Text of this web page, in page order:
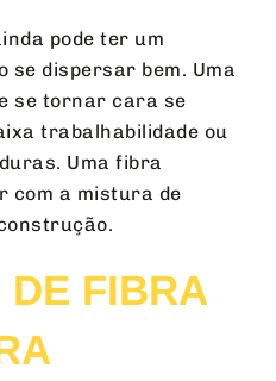
pode ter um
se dispersar bem. Uma
se tornar cara se
trabalhabilidade ou
Uma fibra
com a mistura de
DE FIBRA